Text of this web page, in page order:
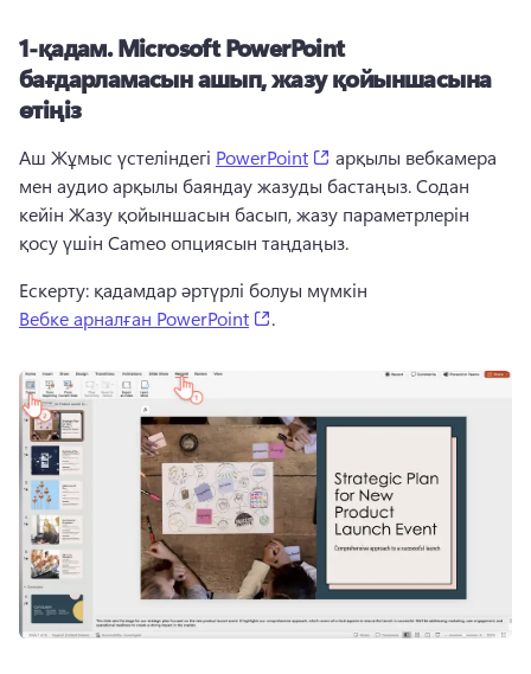
1-қадам.Microsoft PowerPoint
бағдарламасын ашып, жазу қойыншасына
өтіңіз
Аш Жұмыс үстеліндегі PowerPoint (opens in a new tab)
арқылы вебкамера
мен аудио арқылы баяндау жазуды бастаңыз. Содан
кейін Жазу қойыншасын басып, жазу параметрлерін
қосу үшін Cameo опциясын таңдаңыз.
Ескерту: қадамдар әртүрлі болуы мүмкін
Вебке арналған PowerPoint
.